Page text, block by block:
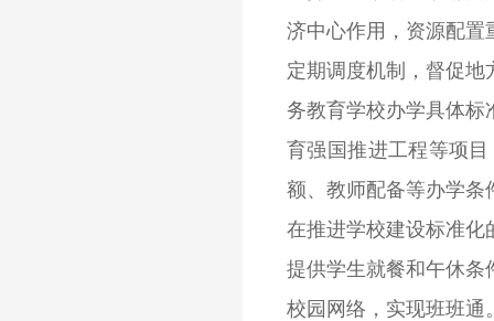
济中心作用，资源配置
定期调度机制，督促
务教育学校办学具体标
育强国推进工程等项
额、教师配备等办学条
在推进学校建设标准化
提供学生就餐和午休条
校园网络，实现班班通